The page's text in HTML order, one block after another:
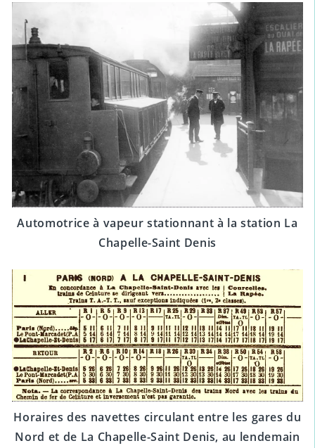
Automotrice à vapeur stationnant à la station La
Chapelle-Saint Denis
Horaires des navettes circulant entre les gares du
Nord et de La Chapelle-Saint Denis, au lendemain